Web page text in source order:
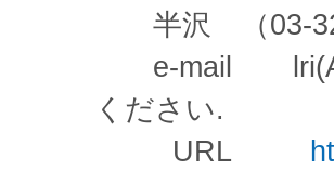
半沢 （03-
e-mail
ください.
URL